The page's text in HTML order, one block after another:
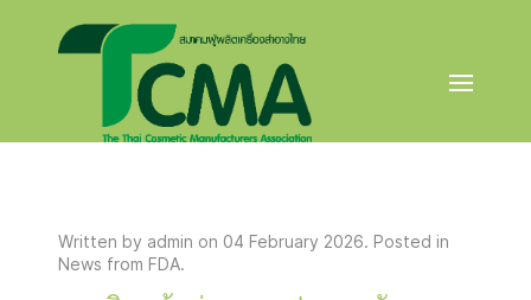
Written by admin on 04 February 2026. Posted in
News from FDA.